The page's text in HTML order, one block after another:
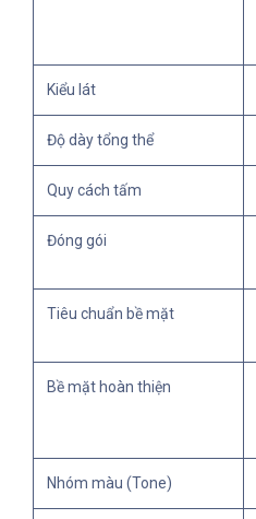
Kiểu lát
Độ dày tổng thể
Quy cách tấm
Đóng gói
Tiêu chuẩn bề mặt
Bề mặt hoàn thiện
Nhóm màu (Tone)